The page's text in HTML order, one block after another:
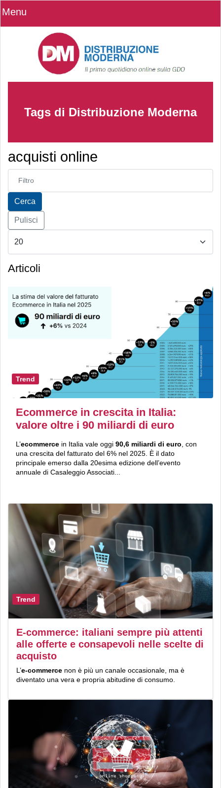
Menu
Tags di Distribuzione Moderna
acquisti online
Inserisci parte del titolo
Cerca
Pulisci
Articoli
Trend
Ecommerce in crescita in Italia:
valore oltre i 90 miliardi di euro
L’ecommerce in Italia vale oggi 90,6 miliardi di euro , con
una crescita del fatturato del 6% nel 2025. È il dato
principale emerso dalla 20esima edizione dell’evento
annuale di Casaleggio Associati...
Trend
E-commerce: italiani sempre più attenti
alle offerte e consapevoli nelle scelte di
acquisto
L’e-commerce non è più un canale occasionale, ma è
diventato una vera e propria abitudine di consumo.